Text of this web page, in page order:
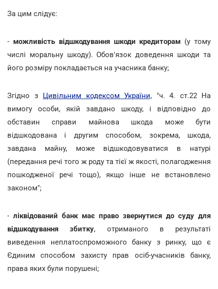
За цим слідує:
- можливість відшкодування шкоди кредиторам (у тому
числі моральну шкоду). Обов'язок доведення шкоди та
його розміру покладається на учасника банку;
Згідно з Цивільним кодексом України, "ч. 4. ст.22 На
вимогу особи, якій завдано шкоду, і відповідно до
обставин справи майнова шкода може бути
відшкодована і другим способом, зокрема, шкода,
завдана майну, може відшкодовуватися в натурі
(передання речі того ж роду та тієї ж якості, полагодження
пошкодженої речі тощо), якщо інше не встановлено
законом";
- ліквідований банк має право звернутися до суду для
відшкодування збитку, отриманого в результаті
виведення неплатоспроможного банку з ринку, що є
Єдиним способом захисту прав осіб-учасників банку,
права яких були порушені;